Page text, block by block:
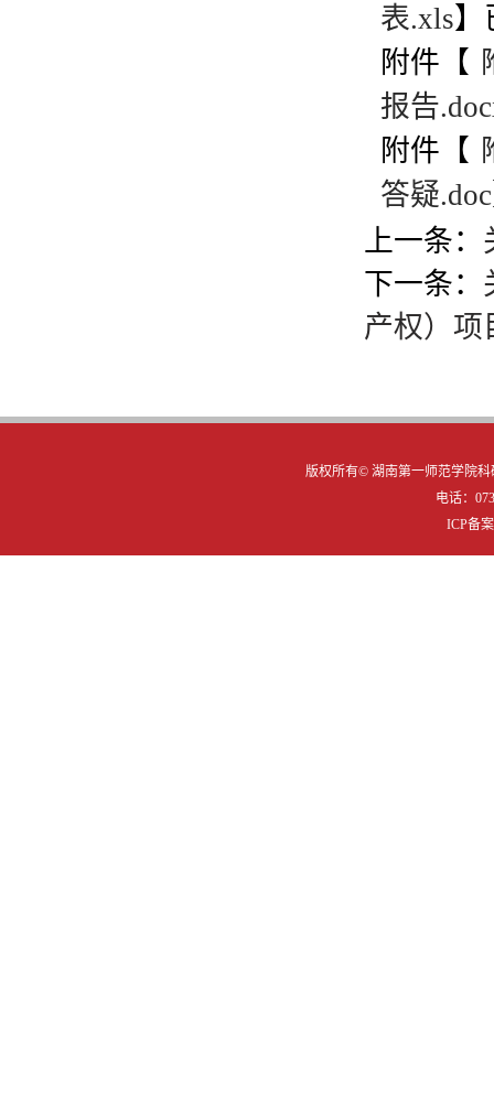
表.xls】
附件【
报告
附件【
答疑.doc
上一条：
下一条：
产权）项
版权所有© 湖南第一师范学院
电话：
ICP备